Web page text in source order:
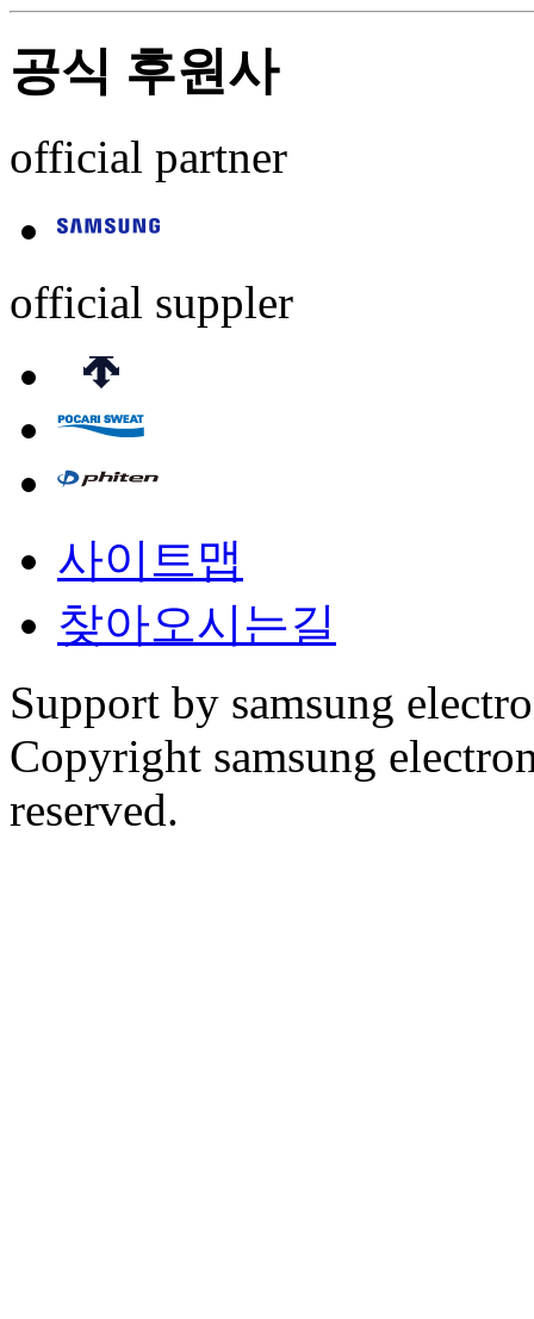
공식 후원사
official partner
official suppler
사이트맵
찾아오시는길
Support by samsung
Copyright samsung
reserved.